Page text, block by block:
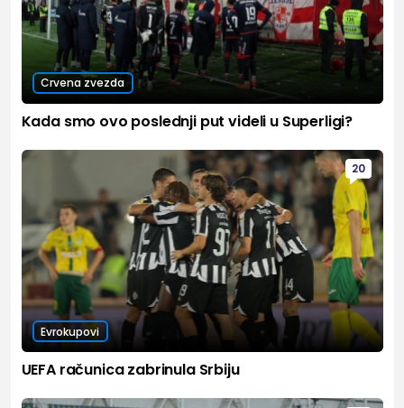
Crvena zvezda
Kada smo ovo poslednji put videli u Superligi?
20
Evrokupovi
UEFA računica zabrinula Srbiju